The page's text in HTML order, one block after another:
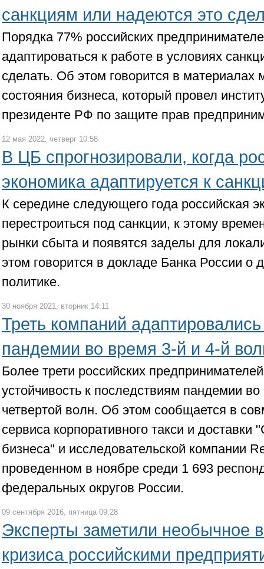
санкциям или надеются это
Порядка 77% российских
адаптироваться к работе в условиях
сделать. Об этом говорится в материалах
состояния бизнеса, который провел
президенте РФ по защите прав
12 мая 2022, четверг 10:58
В ЦБ спрогнозировали, когда
экономика адаптируется к
К середине следующего года российская
перестроиться под санкции, к этому
рынки сбыта и появятся заделы для
этом говорится в докладе Банка России о
политике.
30 ноября 2021, вторник 14:11
Треть компаний
пандемии во время 3-й и 4-й
Более трети российских
устойчивость к последствиям пандемии
четвертой волн. Об этом сообщается в
сервиса корпоративного такси и
бизнеса" и исследовательской компании
проведенном в ноябре среди 1 693
федеральных округов России.
09 сентября 2016, пятница 09:28
Эксперты заметили необычное
кризиса российскими